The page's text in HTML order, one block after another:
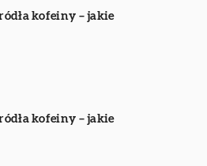
kofeiny – jakie
kofeiny – jakie